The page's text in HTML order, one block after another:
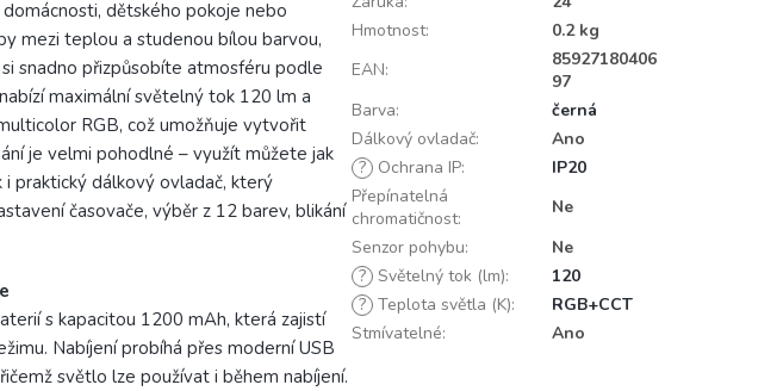
dětského pokoje nebo
mezi teplou a studenou bílou barvou,
snadno přizpůsobíte atmosféru podle
maximální světelný tok 120 lm a
RGB, což umožňuje vytvořit
je velmi pohodlné – využít můžete jak
praktický dálkový ovladač, který
časovače, výběr z 12 barev, blikání
s kapacitou 1200 mAh, která zajistí
Nabíjení probíhá přes moderní USB
světlo lze používat i během nabíjení.
Hmotnost:
0.2 kg
EAN:
85927180406
97
Barva:
černá
Dálkový ovladač:
Ano
? Ochrana IP:
IP20
Přepínatelná
chromatičnost:
Ne
Senzor pohybu:
Ne
? Světelný tok (lm):
120
? Teplota světla (K):
RGB+CCT
Stmívatelné: Ano